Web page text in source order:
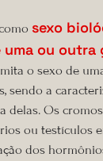
sexo
ou outra
o sexo de
sendo a
delas. Os
ou testículos
dos